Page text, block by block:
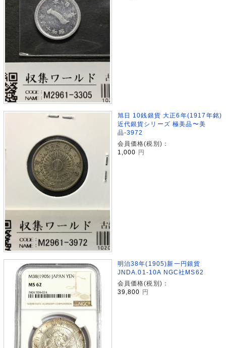
旭日 10銭銀貨 大正6年(1917年銘)
近代銀貨シリーズ 極美品〜美
品-3972
会員価格(税別)：
1,000 円
明治38年(1905)新一円銀貨
JNDA.01-10A NGC社MS62
会員価格(税別)：
39,800
円